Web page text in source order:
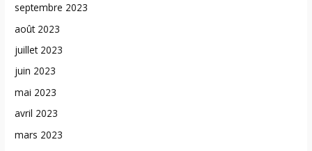
septembre 2023
août 2023
juillet 2023
juin 2023
mai 2023
avril 2023
mars 2023